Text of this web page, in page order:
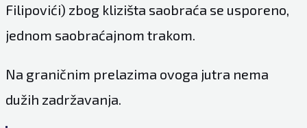
Filipovići) zbog klizišta saobraća se usporeno,
jednom saobraćajnom trakom.
Na graničnim prelazima ovoga jutra nema
dužih zadržavanja.